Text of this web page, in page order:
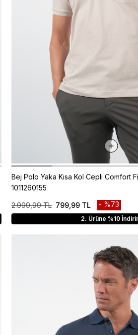
Bej Polo Yaka Kısa Kol Cepli Comfort
1011260155
799,99 TL
2.999,99 TL %73
2. Ürüne %10